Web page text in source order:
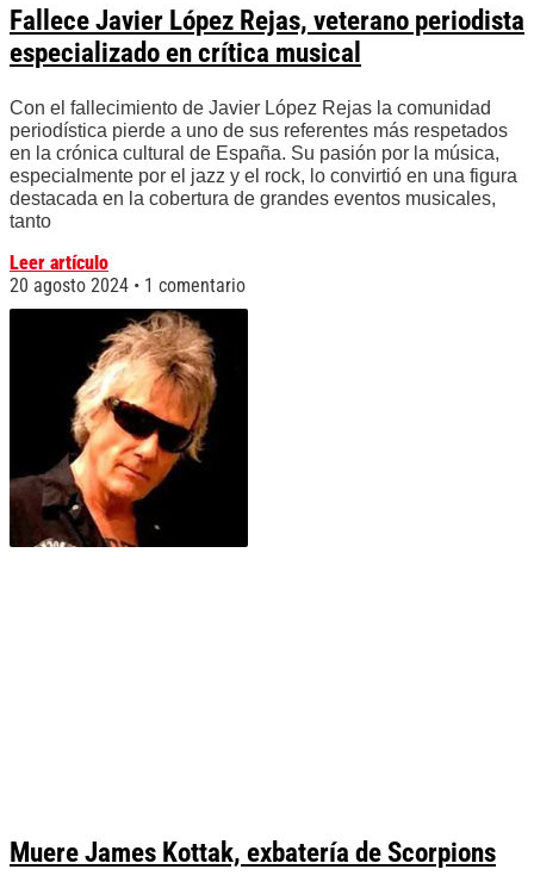
Fallece Javier López Rejas, veterano periodista
especializado en crítica musical
Con el fallecimiento de Javier López Rejas la comunidad
periodística pierde a uno de sus referentes más respetados
en la crónica cultural de España. Su pasión por la música,
especialmente por el jazz y el rock, lo convirtió en una figura
destacada en la cobertura de grandes eventos musicales,
tanto
Leer artículo
20 agosto 2024
1 comentario
Muere James Kottak, exbatería de Scorpions